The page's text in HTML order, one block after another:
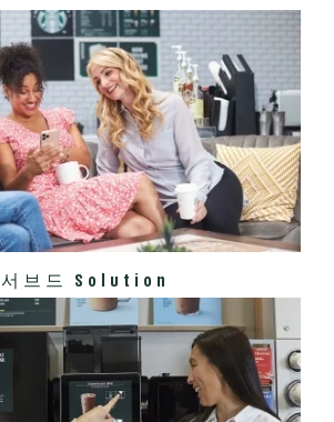
서브드 Solution